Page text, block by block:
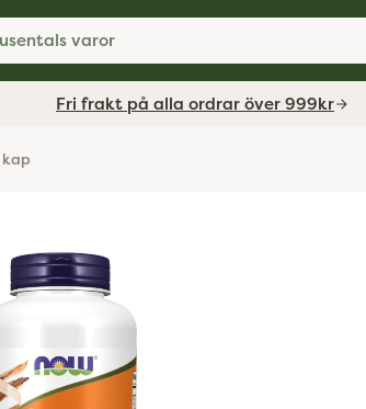
varor
Fri frakt på alla ordrar över 999kr
kap